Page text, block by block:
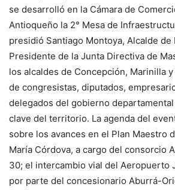
se desarrolló en la Cámara de
Antioqueño la 2° Mesa de
presidió Santiago Montoya, Alcalde de
Presidente de la Junta Directiva de
los alcaldes de Concepción, Marinilla
de congresistas, diputados,
delegados del gobierno
clave del territorio. La agenda del
sobre los avances en el Plan Maestro
María Córdova, a cargo del consorcio
30; el intercambio vial del Aeropuerto
por parte del concesionario Aburrá-